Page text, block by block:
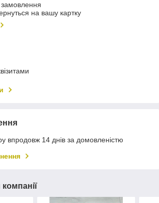
на вашу картку
впродовж 14 днів за домовленістю